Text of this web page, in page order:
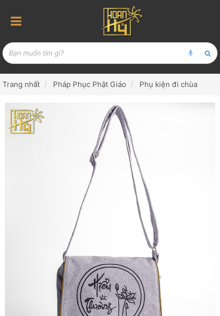
Trang nhất Pháp Phục Phật Giáo Phụ kiện đi chùa